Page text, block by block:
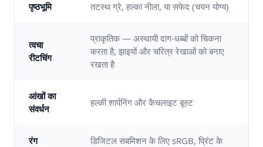
पृष्ठभूमि तटस्थ ग्रे, हल्का नीला, या सफेद (चयन योग्य)
त्वचा
रीटचिंग
प्राकृतिक — अस्थायी दाग-धब्बों को चिकना
करता है, झाइयों और चरित्र रेखाओं को बनाए
रखता है
आंखों का
संवर्धन
हल्की शार्पनिंग और कैचलाइट बूस्ट
रंग
डिजिटल सबमिशन के लिए sRGB, प्रिंट के